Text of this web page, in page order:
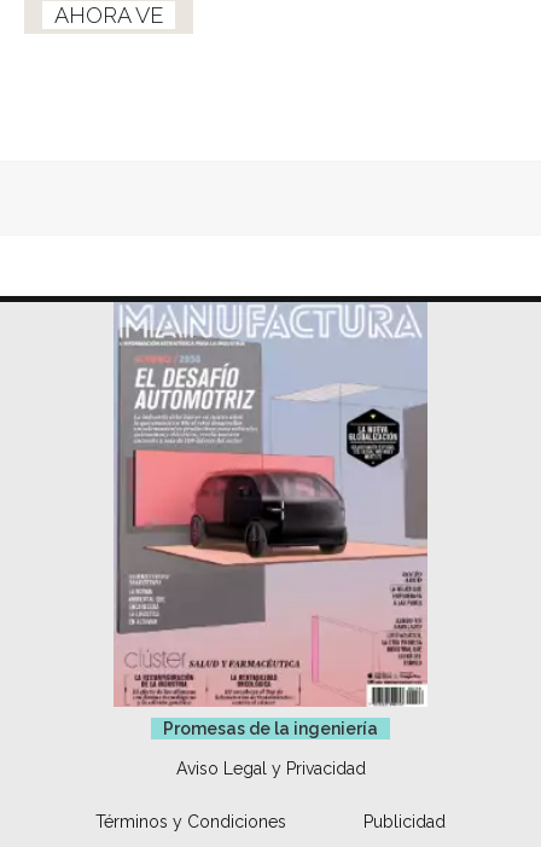
AHORA VE
Promesas de la ingeniería
Aviso Legal y Privacidad
Términos y Condiciones Publicidad